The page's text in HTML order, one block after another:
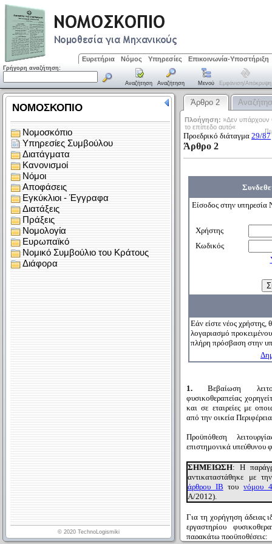
Ευρετήρια Νόμος Υπηρεσίες Επικοινωνία-Υποστήριξη
Γρήγορη αναζήτηση:
Αναζήτηση Αναζήτηση Μενού Εμφάνιση/απόκρυψη
Άρθρο 2